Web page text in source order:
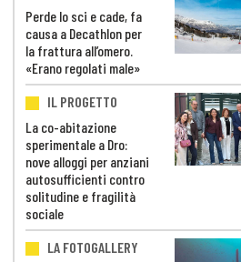
Perde lo sci e cade, fa
causa a Decathlon per
la frattura all’omero.
«Erano regolati male»
IL PROGETTO
La co-abitazione
sperimentale a Dro:
nove alloggi per anziani
autosufficienti contro
solitudine e fragilità
sociale
LA FOTOGALLERY